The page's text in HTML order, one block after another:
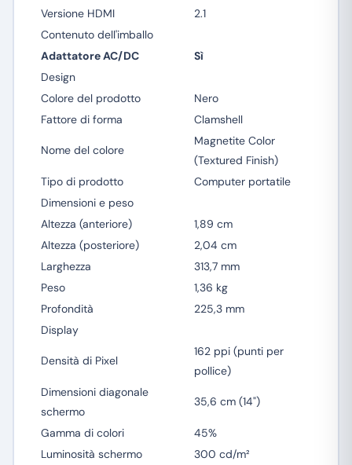
Versione HDMI
2.1
Contenuto dell'imballo
Adattatore AC/DC
Sì
Design
Colore del prodotto
Nero
Fattore di forma
Clamshell
Nome del colore
Magnetite Color
(Textured Finish)
Tipo di prodotto
Computer portatile
Dimensioni e peso
Altezza (anteriore)
1,89 cm
Altezza (posteriore)
2,04 cm
Larghezza
313,7 mm
Peso
1,36 kg
Profondità
225,3 mm
Display
Densità di Pixel
162 ppi (punti per
pollice)
Dimensioni diagonale
schermo
35,6 cm (14")
Gamma di colori
45%
Luminosità schermo
300 cd/m²